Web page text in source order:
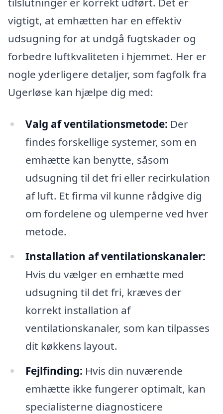
vigtigt, at emhætten har en effektiv
udsugning for at undgå fugtskader og
forbedre luftkvaliteten i hjemmet. Her er
nogle yderligere detaljer, som fagfolk fra
Ugerløse kan hjælpe dig med:
Valg af ventilationsmetode: Der
findes forskellige systemer, som en
emhætte kan benytte, såsom
udsugning til det fri eller recirkulation
af luft. Et firma vil kunne rådgive dig
om fordelene og ulemperne ved hver
metode.
Installation af ventilationskanaler:
Hvis du vælger en emhætte med
udsugning til det fri, kræves der
korrekt installation af
ventilationskanaler, som kan tilpasses
dit køkkens layout.
Fejlfinding: Hvis din nuværende
emhætte ikke fungerer optimalt, kan
specialisterne diagnosticere